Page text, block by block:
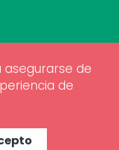
asegurarse de
de
Biosphere